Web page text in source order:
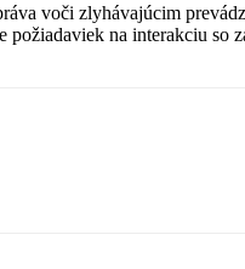
voči zlyhávajúcim
na interakciu so